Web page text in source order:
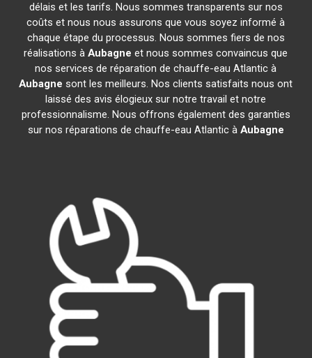
délais et les tarifs. Nous sommes transparents sur nos
coûts et nous nous assurons que vous soyez informé à
chaque étape du processus. Nous sommes fiers de nos
réalisations àAubagne et nous sommes convaincus que
nos services de réparation de chauffe-eau Atlantic à
Aubagne sont les meilleurs. Nos clients satisfaits nous ont
laissé des avis élogieux sur notre travail et notre
professionnalisme. Nous offrons également des garanties
sur nos réparations de chauffe-eau Atlantic à Aubagne